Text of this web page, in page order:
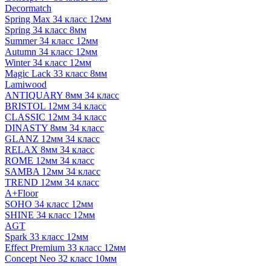
Decormatch
Spring Max 34 класс 12мм
Spring 34 класс 8мм
Summer 34 класс 12мм
Autumn 34 класс 12мм
Winter 34 класс 12мм
Magic Lack 33 класс 8мм
Lamiwood
ANTIQUARY 8мм 34 класс
BRISTOL 12мм 34 класс
CLASSIC 12мм 34 класс
DINASTY 8мм 34 класс
GLANZ 12мм 34 класс
RELAX 8мм 34 класс
ROME 12мм 34 класс
SAMBA 12мм 34 класс
TREND 12мм 34 класс
A+Floor
SOHO 34 класс 12мм
SHINE 34 класс 12мм
AGT
Spark 33 класс 12мм
Effect Premium 33 класс 12мм
Concept Neo 32 класс 10мм